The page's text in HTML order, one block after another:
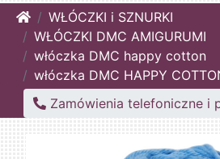
HomeWŁÓCZKI i SZNURKI
WŁÓCZKI DMC AMIGURUMI
włóczka DMC happy cotton
włóczka DMC HAPPY
Zamówienia telefoniczne i